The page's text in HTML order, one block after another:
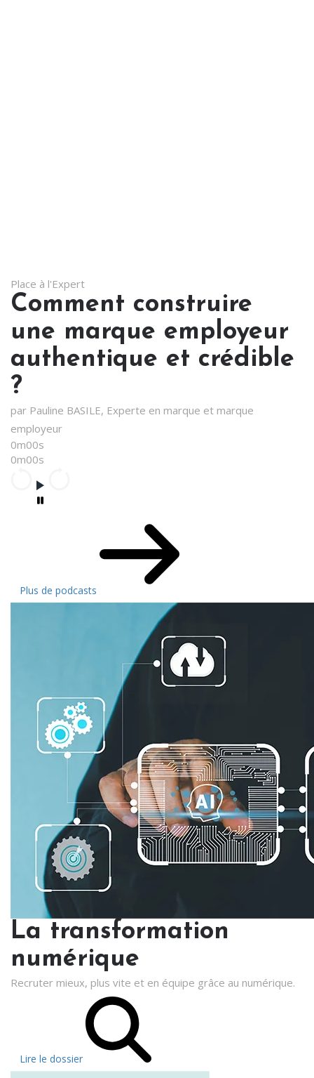
Place à l'Expert
Comment construire
une marque employeur
authentique et crédible
?
par Pauline BASILE, Experte en marque et marque
employeur
0m00s
0m00s
Plus de podcasts
La transformation
numérique
Recruter mieux, plus vite et en équipe grâce au numérique.
Lire le dossier